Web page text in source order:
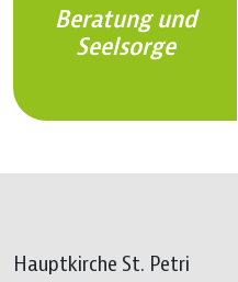
Beratung und
Seelsorge
Hauptkirche St. Petri